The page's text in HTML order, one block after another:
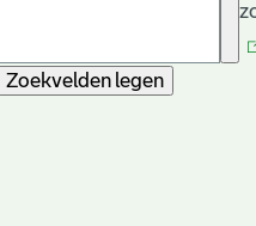
Zoekvelden legen